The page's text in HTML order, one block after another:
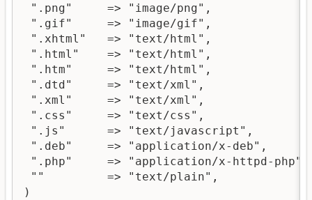
".png"     => "image/png",
".gif"     => "image/gif",
".xhtml"   => "text/html",
".html"    => "text/html",
".htm"     => "text/html",
".dtd"     => "text/xml",
".xml"     => "text/xml",
".css"     => "text/css",
".js"      => "text/javascript",
".deb"     => "application/x-deb",
".php"     => "application/x-httpd-php",
""         => "text/plain",
)